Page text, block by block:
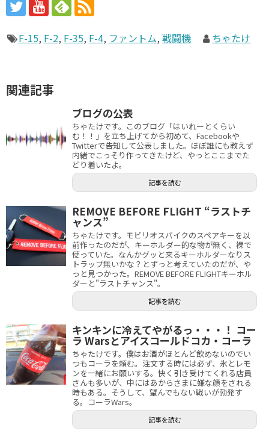
F-15, F-2, F-35, F-4, ファントム, 戦闘機 ちゃたけ
関連記事
ブログの公表
ちゃたけです。このブログ「はいれーとくらい
む！！」を立ち上げてから初めて、Facebookや
Twitterで告知して公表しました。ほぼ誰にも教えず
内緒でこっそり作ってきたけど、やっとここまでた
どり着いたよ。
記事を読む
REMOVE BEFORE FLIGHT “ラストチ
ャンス”
ちゃたけです。モビリオスパイクのスペアキーを以
前作ったのだが、キーホルダー的な物が無く、裸で
使っていた。なんかグッと来るキーホルダーなりス
トラップ無いかな？とずっと考えていたのだが、や
っと見つかった。REMOVE BEFORE FLIGHTキーホル
ダーと"ラストチャンス"。
記事を読む
キンキンに冷えてやがるっ・・・！ コー
ラ Warsとアイスコールドコカ・コーラ
ちゃたけです。僕はお酒がほとんど飲めないのでい
つもコーラを頼む。注文する時には必ず、氷とレモ
ンを一緒にお願いする。快く引き受けてくれる店員
さんも多いが、中にはあからさまに嫌な顔をされる
時もある。そうして、望んでもない戦いが勃発す
る。コーラWars。
記事を読む